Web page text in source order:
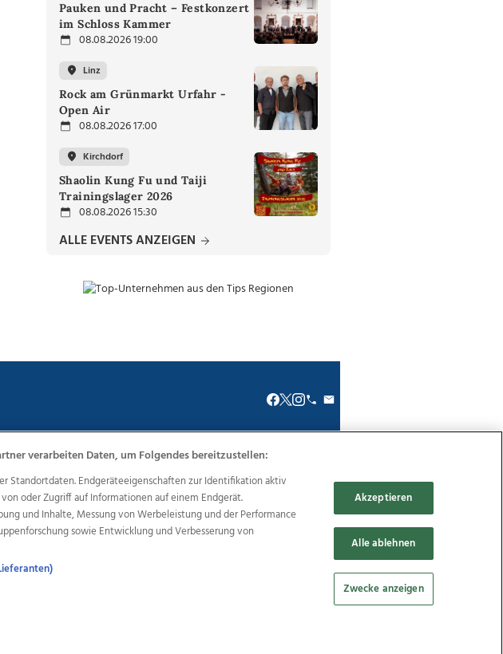
Pauken und Pracht – Festkonzert
im Schloss Kammer
08.08.2026 19:00
Linz
Rock am Grünmarkt Urfahr -
Open Air
08.08.2026 17:00
Kirchdorf
Shaolin Kung Fu und Taiji
Trainingslager 2026
08.08.2026 15:30
ALLE EVENTS ANZEIGEN
Ehrenkodex
verarbeiten Daten, um Folgendes bereitzustellen:
Standortdaten. Endgeräteeigenschaften zur Identifikation aktiv
oder Zugriff auf Informationen auf einem Endgerät.
und Inhalte, Messung von Werbeleistung und der Performance
sowie Entwicklung und Verbesserung von
Akzeptieren
Alle ablehnen
Zwecke anzeigen